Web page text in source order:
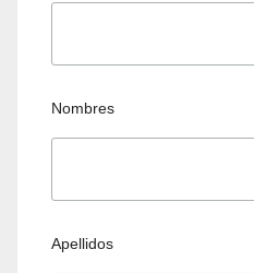
Nombres
Apellidos